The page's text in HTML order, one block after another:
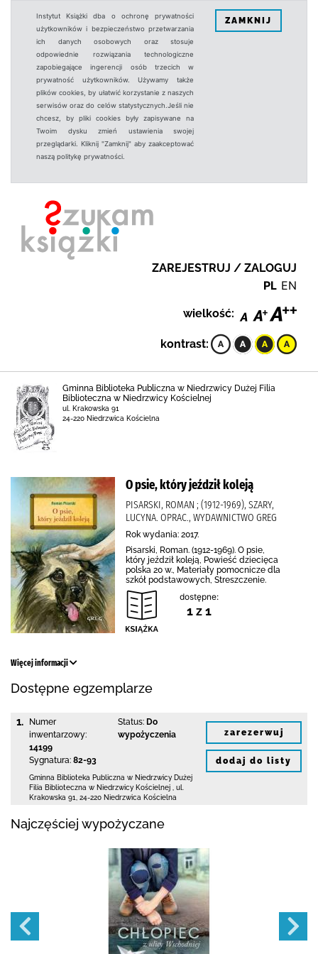
Instytut Książki dba o ochronę prywatności
użytkowników i bezpieczeństwo przetwarzania
ich danych osobowych oraz stosuje
odpowiednie rozwiązania technologiczne
zapobiegające ingerencji osób trzecich w
prywatność użytkowników. Używamy także
plików cookies, by ułatwić korzystanie z naszych
serwisów oraz do celów statystycznych.Jeśli nie
chcesz, by pliki cookies były zapisywane na
Twoim dysku zmień ustawienia swojej
przeglądarki. Kliknij "Zamknij" aby zaakceptować
naszą politykę prywatności.
ZAMKNIJ
ZAREJESTRUJ / ZALOGUJ
PL EN
wielkość:
kontrast:
Gminna Biblioteka Publiczna w Niedrzwicy Dużej Filia
Biblioteczna w Niedrzwicy Kościelnej
ul. Krakowska 91
24-220 Niedrzwica Kościelna
O psie, który jeździł koleją
PISARSKI, ROMAN ; (1912-1969), SZARY,
LUCYNA. OPRAC., WYDAWNICTWO GREG
Rok wydania: 2017.
Pisarski, Roman. (1912-1969). O psie,
który jeździł koleją, Powieść dziecięca
polska 20 w., Materiały pomocnicze dla
szkół podstawowych, Streszczenie.
dostępne:
1 z 1
Więcej informacji
Dostępne egzemplarze
1.
Numer
inwentarzowy:
14199
Sygnatura: 82-93
Status: Do
wypożyczenia
Gminna Biblioteka Publiczna w Niedrzwicy Dużej
Filia Biblioteczna w Niedrzwicy Kościelnej
ul.
Krakowska 91
24-220 Niedrzwica Kościelna
zarezerwuj
dodaj do listy
Najczęściej wypożyczane